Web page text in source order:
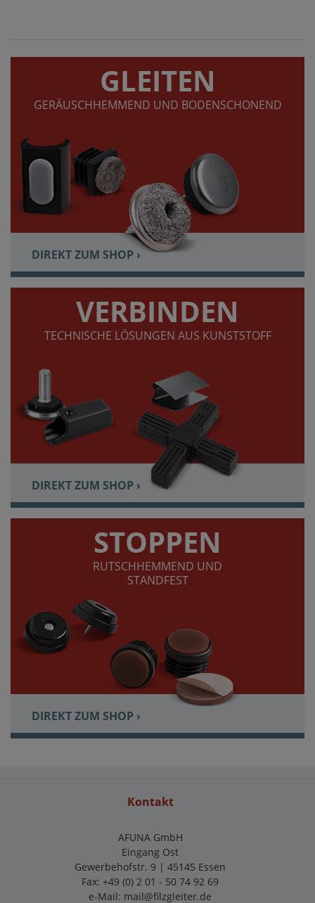
GLEITEN
GERÄUSCHHEMMEND UND BODENSCHONEND
DIREKT ZUM SHOP ›
VERBINDEN
TECHNISCHE LÖSUNGEN AUS KUNSTSTOFF
DIREKT ZUM SHOP ›
STOPPEN
RUTSCHHEMMEND UND
STANDFEST
DIREKT ZUM SHOP ›
Kontakt
AFUNA GmbH
Eingang Ost
Gewerbehofstr. 9 | 45145 Essen
Fax: +49 (0) 2 01 - 50 74 92 69
e-Mail: mail@filzgleiter.de